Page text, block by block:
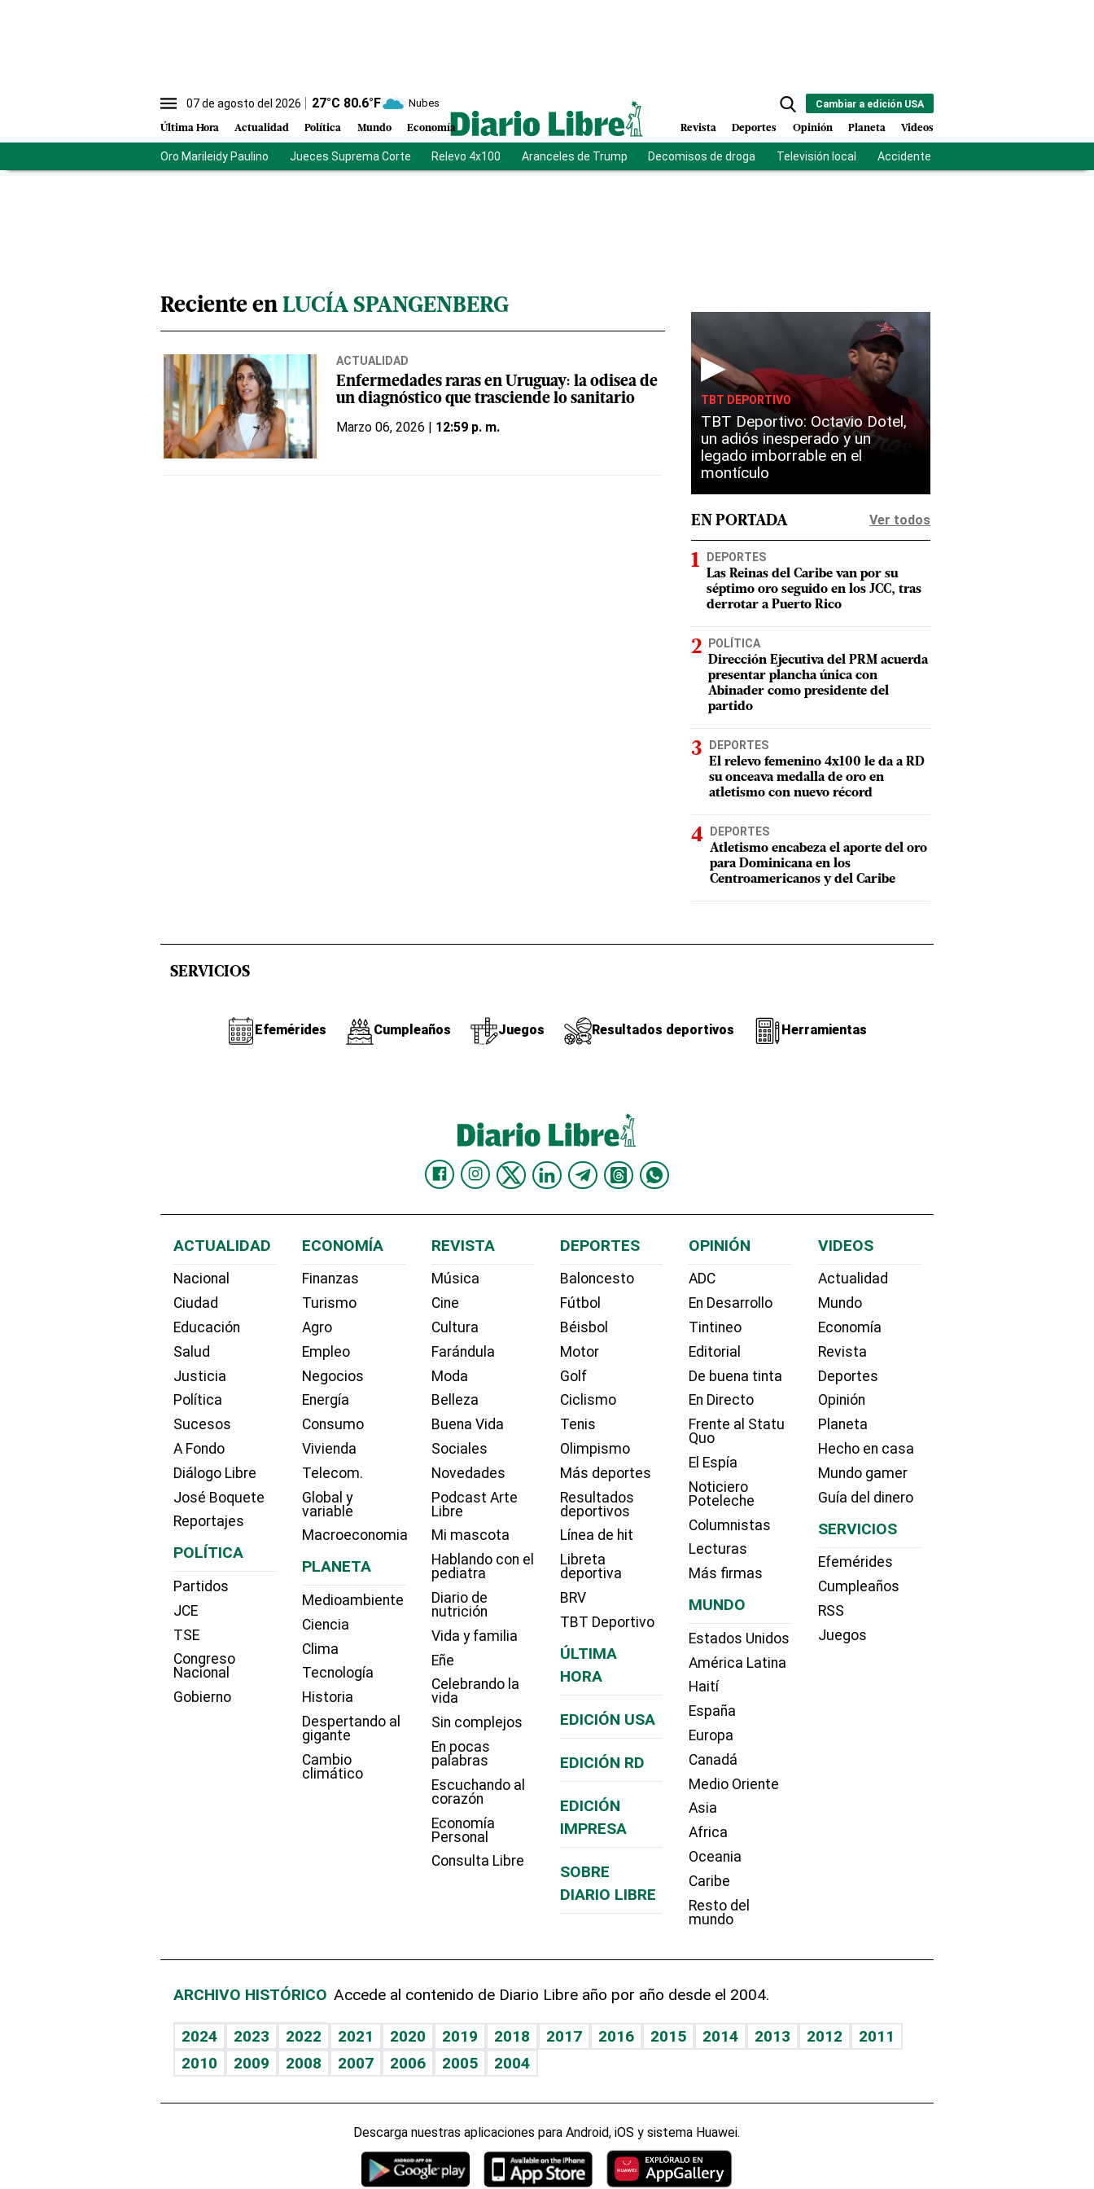
07 de agosto del 2026 27°C 80.6°F Nubes
Última Hora Actualidad Política Mundo Economía
Cambiar a edición USA
Revista Deportes Opinión Planeta Videos
Oro Marileidy Paulino Jueces Suprema Corte Relevo 4x100 Aranceles de Trump Decomisos de droga Televisión local Accidente Los Ríos
Reciente en LUCÍA SPANGENBERG
ACTUALIDAD
Enfermedades raras en Uruguay: la odisea de
un diagnóstico que trasciende lo sanitario
Marzo 06, 2026 | 12:59 p. m.
▶
TBT DEPORTIVO
TBT Deportivo: Octavio Dotel,
un adiós inesperado y un
legado imborrable en el
montículo
EN PORTADA Ver todos
DEPORTES
Las Reinas del Caribe van por su
séptimo oro seguido en los JCC, tras
derrotar a Puerto Rico
POLÍTICA
Dirección Ejecutiva del PRM acuerda
presentar plancha única con
Abinader como presidente del
partido
DEPORTES
El relevo femenino 4x100 le da a RD
su onceava medalla de oro en
atletismo con nuevo récord
DEPORTES
Atletismo encabeza el aporte del oro
para Dominicana en los
Centroamericanos y del Caribe
SERVICIOS
Efemérides Cumpleaños Juegos Resultados deportivos Herramientas
ACTUALIDAD
Nacional
Ciudad
Educación
Salud
Justicia
Política
Sucesos
A Fondo
Diálogo Libre
José Boquete
Reportajes
POLÍTICA
Partidos
JCE
TSE
Congreso
Nacional
Gobierno
ECONOMÍA
Finanzas
Turismo
Agro
Empleo
Negocios
Energía
Consumo
Vivienda
Telecom.
Global y
variable
Macroeconomia
PLANETA
Medioambiente
Ciencia
Clima
Tecnología
Historia
Despertando al
gigante
Cambio
climático
REVISTA
Música
Cine
Cultura
Farándula
Moda
Belleza
Buena Vida
Sociales
Novedades
Podcast Arte
Libre
Mi mascota
Hablando con el
pediatra
Diario de
nutrición
Vida y familia
Eñe
Celebrando la
vida
Sin complejos
En pocas
palabras
Escuchando al
corazón
Economía
Personal
Consulta Libre
DEPORTES
Baloncesto
Fútbol
Béisbol
Motor
Golf
Ciclismo
Tenis
Olimpismo
Más deportes
Resultados
deportivos
Línea de hit
Libreta
deportiva
BRV
TBT Deportivo
ÚLTIMA
HORA
EDICIÓN USA
EDICIÓN RD
EDICIÓN
IMPRESA
SOBRE
DIARIO LIBRE
OPINIÓN
ADC
En Desarrollo
Tintineo
Editorial
De buena tinta
En Directo
Frente al Statu
Quo
El Espía
Noticiero
Poteleche
Columnistas
Lecturas
Más firmas
MUNDO
Estados Unidos
América Latina
Haití
España
Europa
Canadá
Medio Oriente
Asia
Africa
Oceania
Caribe
Resto del
mundo
VIDEOS
Actualidad
Mundo
Economía
Revista
Deportes
Opinión
Planeta
Hecho en casa
Mundo gamer
Guía del dinero
SERVICIOS
Efemérides
Cumpleaños
RSS
Juegos
ARCHIVO HISTÓRICO Accede al contenido de Diario Libre año por año desde el 2004.
2024 2023 2022 2021 2020 2019 2018 2017 2016 2015 2014 2013 2012
2011
2010
2009 2008 2007 2006 2005 2004
Descarga nuestras aplicaciones para Android, iOS y sistema Huawei.